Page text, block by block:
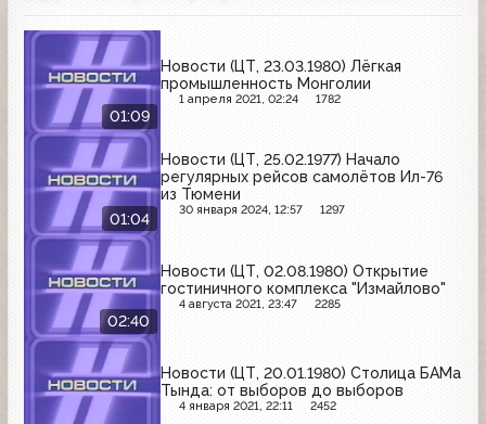
01:09
Новости (ЦТ, 23.03.1980) Лёгкая
промышленность Монголии
1 апреля 2021, 02:24 1782
01:04
Новости (ЦТ, 25.02.1977) Начало
регулярных рейсов самолётов Ил-76
из Тюмени
30 января 2024, 12:57 1297
02:40
Новости (ЦТ, 02.08.1980) Открытие
гостиничного комплекса "Измайлово"
4 августа 2021, 23:47 2285
Новости (ЦТ, 20.01.1980) Столица БАМа
Тында: от выборов до выборов
4 января 2021, 22:11 2452